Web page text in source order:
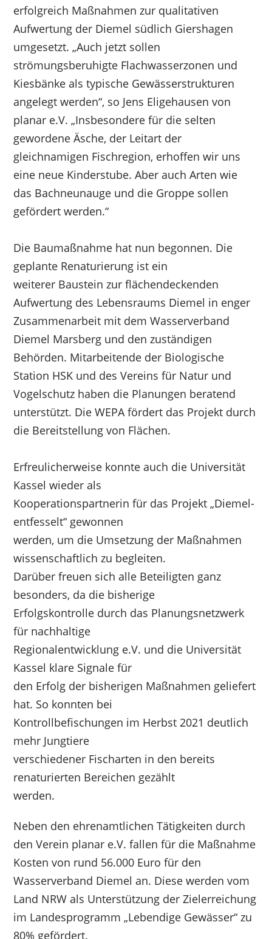
erfolgreich Maßnahmen zur qualitativen
Aufwertung der Diemel südlich Giershagen
umgesetzt. „Auch jetzt sollen
strömungsberuhigte Flachwasserzonen und
Kiesbänke als typische Gewässerstrukturen
angelegt werden“, so Jens Eligehausen von
planar e.V. „Insbesondere für die selten
gewordene Äsche, der Leitart der
gleichnamigen Fischregion, erhoffen wir uns
eine neue Kinderstube. Aber auch Arten wie
das Bachneunauge und die Groppe sollen
gefördert werden.“
Die Baumaßnahme hat nun begonnen. Die
geplante Renaturierung ist ein
weiterer Baustein zur flächendeckenden
Aufwertung des Lebensraums Diemel in enger
Zusammenarbeit mit dem Wasserverband
Diemel Marsberg und den zuständigen
Behörden. Mitarbeitende der Biologische
Station HSK und des Vereins für Natur und
Vogelschutz haben die Planungen beratend
unterstützt. Die WEPA fördert das Projekt durch
die Bereitstellung von Flächen.
Erfreulicherweise konnte auch die Universität
Kassel wieder als
Kooperationspartnerin für das Projekt „Diemel-
entfesselt“ gewonnen
werden, um die Umsetzung der Maßnahmen
wissenschaftlich zu begleiten.
Darüber freuen sich alle Beteiligten ganz
besonders, da die bisherige
Erfolgskontrolle durch das Planungsnetzwerk
für nachhaltige
Regionalentwicklung e.V. und die Universität
Kassel klare Signale für
den Erfolg der bisherigen Maßnahmen geliefert
hat. So konnten bei
Kontrollbefischungen im Herbst 2021 deutlich
mehr Jungtiere
verschiedener Fischarten in den bereits
renaturierten Bereichen gezählt
werden.
Neben den ehrenamtlichen Tätigkeiten durch
den Verein planar e.V. fallen für die Maßnahme
Kosten von rund 56.000 Euro für den
Wasserverband Diemel an. Diese werden vom
Land NRW als Unterstützung der Zielerreichung
im Landesprogramm „Lebendige Gewässer“ zu
80% gefördert.